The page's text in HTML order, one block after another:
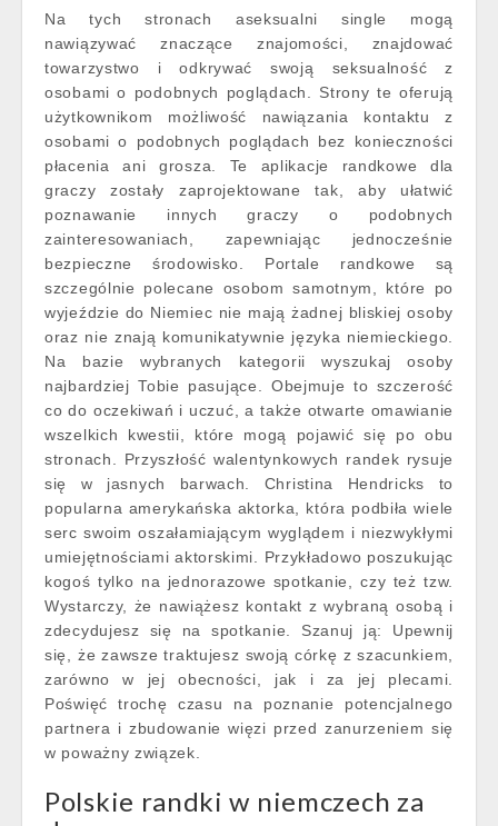
Na tych stronach aseksualni single mogą
nawiązywać znaczące znajomości, znajdować
towarzystwo i odkrywać swoją seksualność z
osobami o podobnych poglądach. Strony te oferują
użytkownikom możliwość nawiązania kontaktu z
osobami o podobnych poglądach bez konieczności
płacenia ani grosza. Te aplikacje randkowe dla
graczy zostały zaprojektowane tak, aby ułatwić
poznawanie innych graczy o podobnych
zainteresowaniach, zapewniając jednocześnie
bezpieczne środowisko. Portale randkowe są
szczególnie polecane osobom samotnym, które po
wyjeździe do Niemiec nie mają żadnej bliskiej osoby
oraz nie znają komunikatywnie języka niemieckiego.
Na bazie wybranych kategorii wyszukaj osoby
najbardziej Tobie pasujące. Obejmuje to szczerość
co do oczekiwań i uczuć, a także otwarte omawianie
wszelkich kwestii, które mogą pojawić się po obu
stronach. Przyszłość walentynkowych randek rysuje
się w jasnych barwach. Christina Hendricks to
popularna amerykańska aktorka, która podbiła wiele
serc swoim oszałamiającym wyglądem i niezwykłymi
umiejętnościami aktorskimi. Przykładowo poszukując
kogoś tylko na jednorazowe spotkanie, czy też tzw.
Wystarczy, że nawiążesz kontakt z wybraną osobą i
zdecydujesz się na spotkanie. Szanuj ją: Upewnij
się, że zawsze traktujesz swoją córkę z szacunkiem,
zarówno w jej obecności, jak i za jej plecami.
Poświęć trochę czasu na poznanie potencjalnego
partnera i zbudowanie więzi przed zanurzeniem się
w poważny związek.
Polskie randki w niemczech za